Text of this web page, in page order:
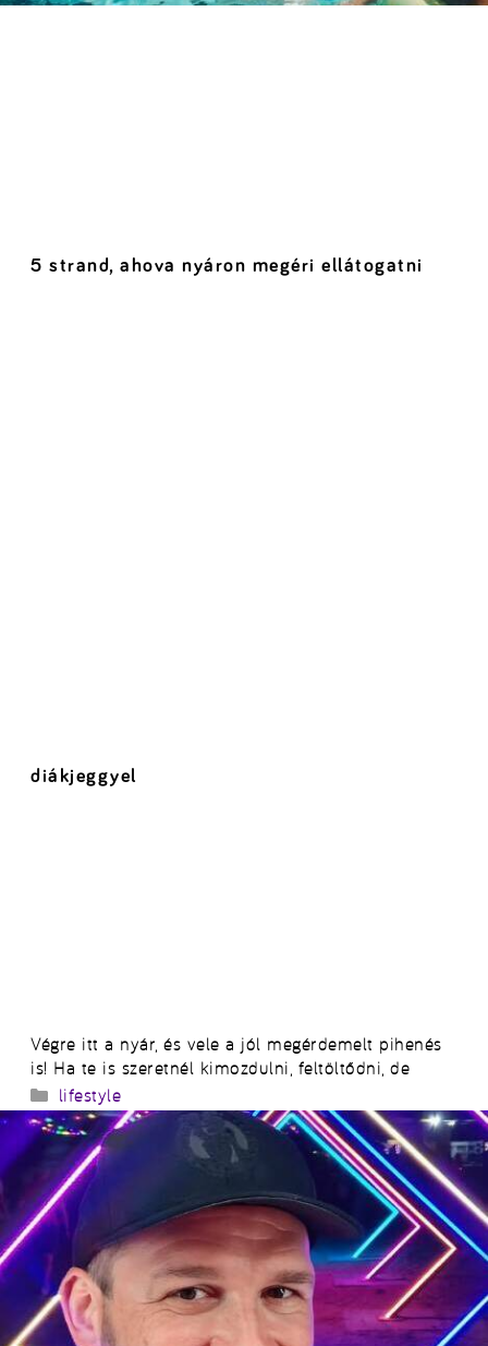
5 strand, ahova nyáron megéri ellátogatni
diákjeggyel
Végre itt a nyár, és vele a jól megérdemelt pihenés
is! Ha te is szeretnél kimozdulni, feltöltődni, de
Kategória
lifestyle